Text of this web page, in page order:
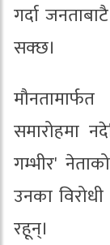
गर्दा
सक्छ।
समारोहमा
गम्भीर'
उनका
रहून्।